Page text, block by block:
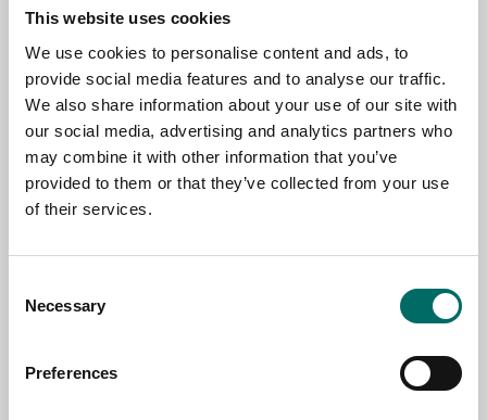
This website uses cookies
We use cookies to personalise content and ads, to
provide social media features and to analyse our traffic.
We also share information about your use of our site with
our social media, advertising and analytics partners who
may combine it with other information that you’ve
provided to them or that they’ve collected from your use
of their services.
Selection
Necessary
Preferences
EMAIL
SELECT COUNTRY
MESSAGE (written in english)